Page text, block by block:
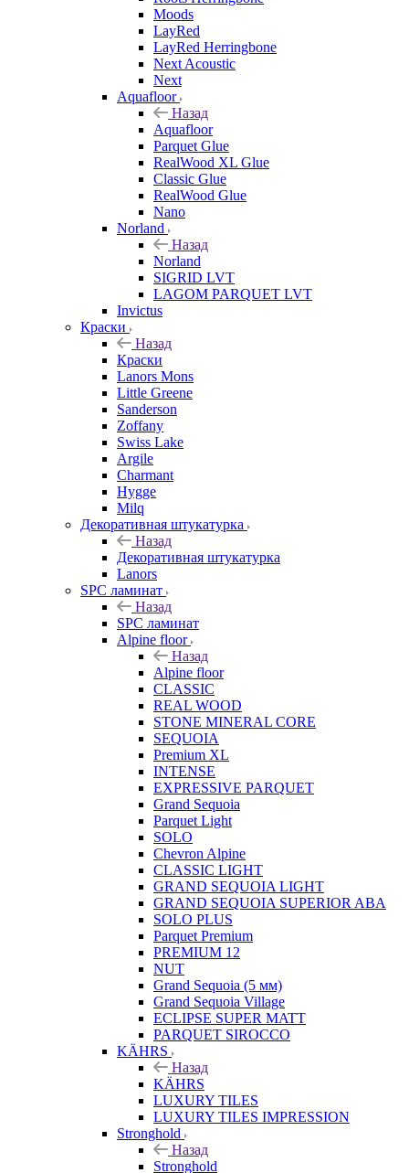
Moods
LayRed
LayRed Herringbone
Next Acoustic
Next
Aquafloor
Назад
Aquafloor
Parquet Glue
RealWood XL Glue
Classic Glue
RealWood Glue
Nano
Norland
Назад
Norland
SIGRID LVT
LAGOM PARQUET LVT
Invictus
Краски
Назад
Краски
Lanors Mons
Little Greene
Sanderson
Zoffany
Swiss Lake
Argile
Charmant
Hygge
Milq
Декоративная штукатурка
Назад
Декоративная штукатурка
Lanors
SPC ламинат
Назад
SPC ламинат
Alpine floor
Назад
Alpine floor
CLASSIC
REAL WOOD
STONE MINERAL CORE
SEQUOIA
Premium XL
INTENSE
EXPRESSIVE PARQUET
Grand Sequoia
Parquet Light
SOLO
Chevron Alpine
CLASSIC LIGHT
GRAND SEQUOIA LIGHT
GRAND SEQUOIA SUPERIOR ABA
SOLO PLUS
Parquet Premium
PREMIUM 12
NUT
Grand Sequoia (5 мм)
Grand Sequoia Village
ECLIPSE SUPER MATT
PARQUET SIROCCO
KÄHRS
Назад
KÄHRS
LUXURY TILES
LUXURY TILES IMPRESSION
Stronghold
Назад
Stronghold